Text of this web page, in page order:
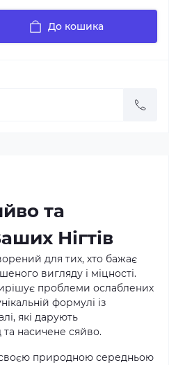
До кошика
та
Нігтів
для тих, хто бажає
вигляду і міцності.
проблеми ослаблених
формулі із
які дарують
насичене сяйво.
своєю природною середньою